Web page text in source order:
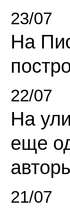
23/07
На
22/07
На
еще
21/07